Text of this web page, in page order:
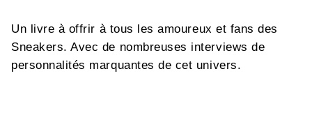
Un livre à offrir à tous les amoureux et fans des
Sneakers. Avec de nombreuses interviews de
personnalités marquantes de cet univers.